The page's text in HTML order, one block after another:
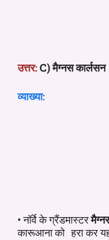
उत्तर:C) मैग्नस कार्लसन
व्याख्या:
• नॉर्वे के ग्रैंडमास्टर
कारूआना कोहराकर